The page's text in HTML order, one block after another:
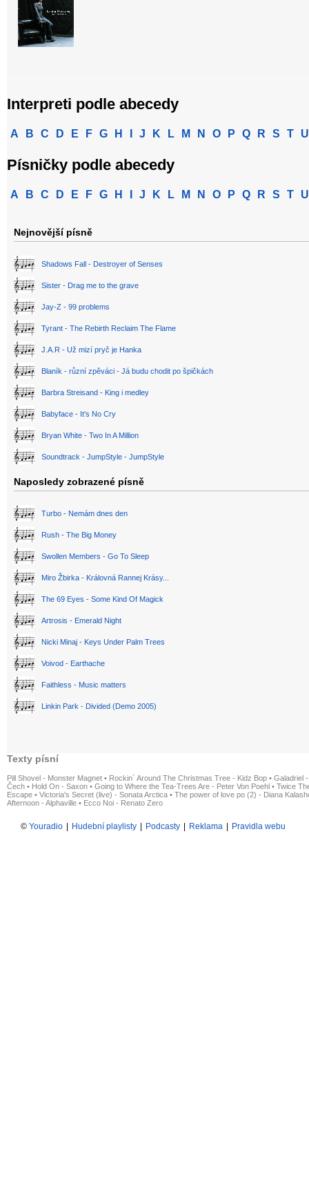
Interpreti podle abecedy
A B C D E F G H J K L M N O P Q R S T U
Písničky podle abecedy
A B C D E F G H J K L M N O P Q R S T U
Nejnovější písně
Shadows Fall - Destroyer of Senses
Sister - Drag me to the grave
Jay-Z - 99 problems
Tyrant - The Rebirth Reclaim The Flame
J.A.R - Už mizí pryč je Hanka
Blaník - různí zpěváci - Já budu chodit po špičkách
Barbra Streisand - King i medley
Babyface - It's No Cry
Bryan White - Two In A Million
Soundtrack - JumpStyle - JumpStyle
Naposledy zobrazené písně
Turbo - Nemám dnes den
Rush - The Big Money
Swollen Members - Go To Sleep
Miro Žbirka - Královná Rannej Krásy...
The 69 Eyes - Some Kind Of Magick
Artrosis - Emerald Night
Nicki Minaj - Keys Under Palm Trees
Voivod - Earthache
Faithless - Music matters
Linkin Park - Divided (Demo 2005)
Texty písní
Pill Shovel - Monster Magnet • Rockin´ Around The Christmas Tree - Kidz Bop • Galadriel
Čech • Hold On - Saxon • Going to Where the Tea-Trees Are - Peter Von Poehl • Twice
Escape • Victoria's Secret (live) - Sonata Arctica • The power of love po (2) - Diana
Afternoon - Alphaville • Ecco Noi - Renato Zero
© Youradio Hudební playlisty Podcasty Reklama Pravidla webu